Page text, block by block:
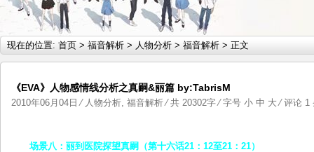
现在的位置: 首页 > 福音解析 > 人物分析 > 福音解析 > 正文
《EVA》人物感情线分析之真嗣&丽篇 by:TabrisM
2010年06月04日 ⁄ 人物分析, 福音解析⁄ 共 20302字 ⁄ 字号 小 中 大 ⁄评论 1
场景八：丽到医院探望真嗣（第十六话21：12至21：21）